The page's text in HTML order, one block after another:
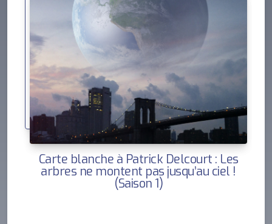
Carte blanche à Patrick Delcourt : Les
arbres ne montent pas jusqu’au ciel !
(Saison 1)